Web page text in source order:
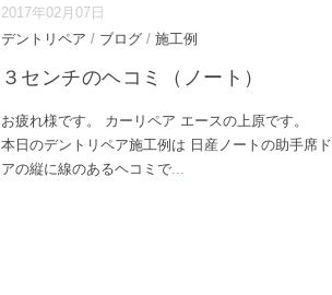
2017年02月07日
デントリペア / ブログ/ 施工例
３センチのヘコミ（ノート）
お疲れ様です。 カーリペア エースの上原です。
本日のデントリペア施工例は 日産ノートの助手席ド
アの縦に線のあるヘコミで...